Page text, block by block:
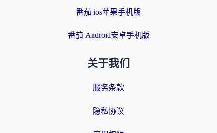
番茄 ios苹果手机版
番茄 Android安卓手机版
关于我们
服务条款
隐私协议